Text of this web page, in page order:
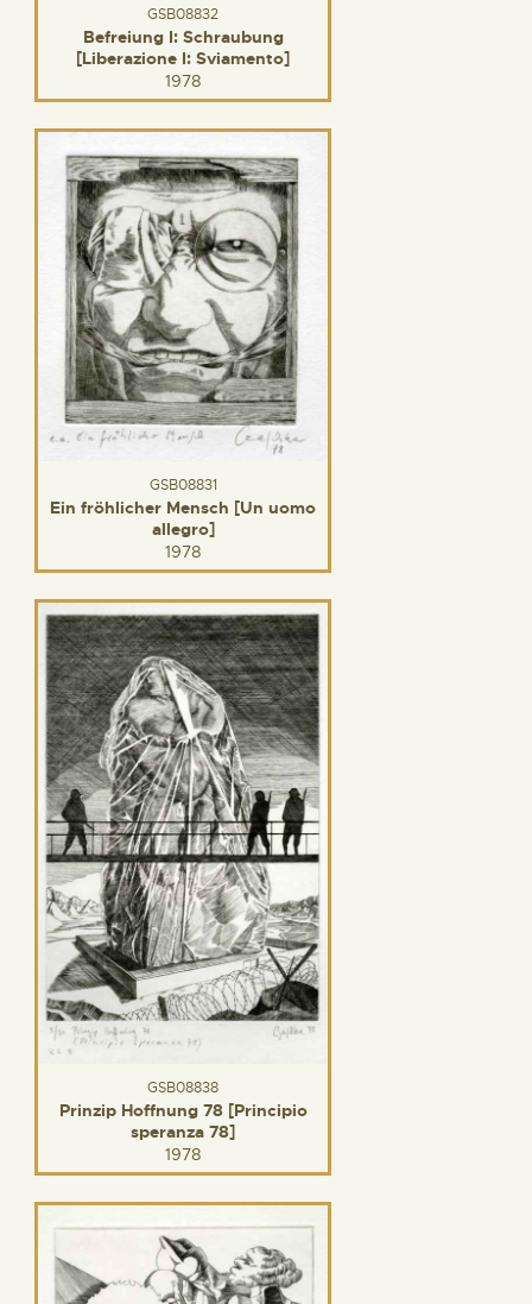
GSB08832
Befreiung I: Schraubung
[Liberazione I: Sviamento]
1978
GSB08831
Ein fröhlicher Mensch [Un uomo
allegro]
1978
GSB08838
Prinzip Hoffnung 78 [Principio
speranza 78]
1978